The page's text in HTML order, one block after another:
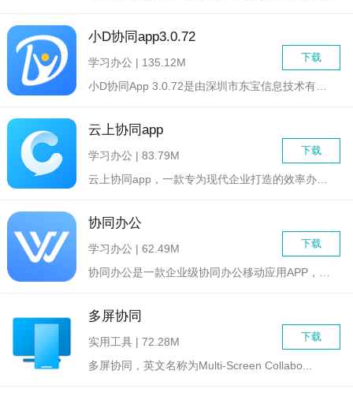
小D协同app3.0.72
下载
学习办公 | 135.12M
云上协同app
下载
学习办公 | 83.79M
协同办公
下载
学习办公 | 62.49M
多屏协同
下载
实用工具 | 72.28M
多屏协同，英文名称为Multi-Screen Collabo...